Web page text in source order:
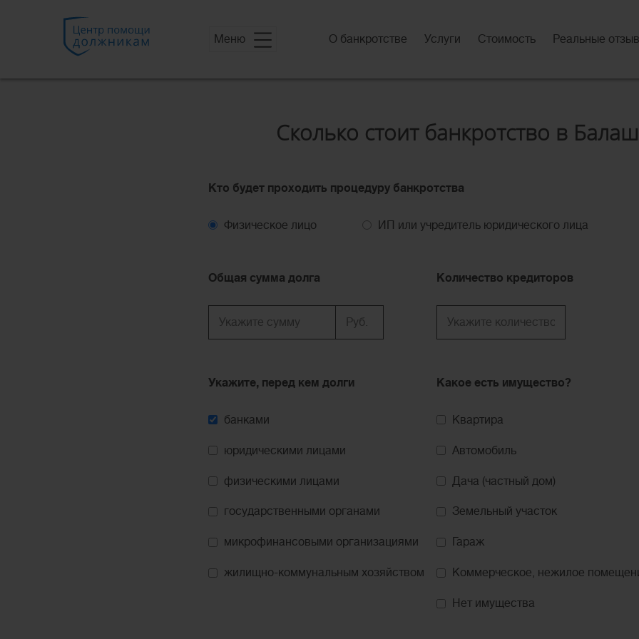
Меню О банкротстве Услуги Стоимость Реальные
Сколько стоит банкротство в
Кто будет проходить процедуру банкротства
Физическое лицо ИП или учредитель юридического лица
Общая сумма долга Количество кредиторов
Укажите, перед кем долги
банками
юридическими лицами
физическими лицами
государственными органами
микрофинансовыми организациями
жилищно-коммунальным хозяйством
Какое есть имущество?
Квартира
Автомобиль
Дача (частный дом)
Земельный участок
Гараж
Коммерческое, нежилое
Нет имущества